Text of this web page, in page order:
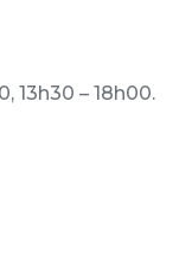
13h30 – 18h00.